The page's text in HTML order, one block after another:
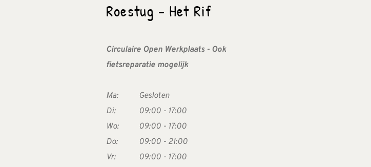
Roestug - Het Rif
Circulaire Open Werkplaats - Ook
fietsreparatie mogelijk
Ma:
Gesloten
Di:
09:00 - 17:00
Wo:
09:00 - 17:00
Do:
09:00 - 21:00
Vr:
09:00 - 17:00